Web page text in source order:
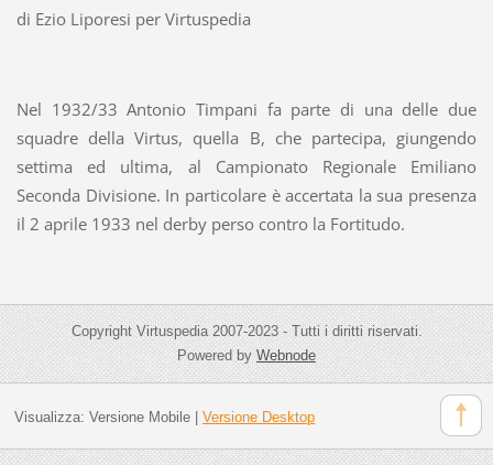
di Ezio Liporesi per Virtuspedia
Nel 1932/33 Antonio Timpani fa parte di una delle due
squadre della Virtus, quella B, che partecipa, giungendo
settima ed ultima, al Campionato Regionale Emiliano
Seconda Divisione. In particolare è accertata la sua presenza
il 2 aprile 1933 nel derby perso contro la Fortitudo.
Copyright Virtuspedia 2007-2023 - Tutti i diritti riservati.
Powered byWebnode
Visualizza: Versione Mobile| Versione Desktop